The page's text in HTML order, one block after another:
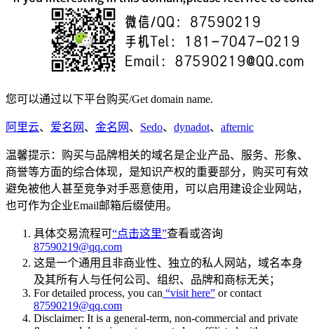
您可以通过以下平台购买/Get domain name.
阿里云、 爱名网 、 金名网 、 Sedo、 dynadot、 afternic
温馨提示：购买与品牌相关的域名是企业产品、服务、形象、
商誉等方面的综合体现，是知识产权的重要部分，购买可有效
避免被他人甚至竞争对手恶意使用，可以启用建设企业网站，
也可作为企业Email邮箱后缀使用。
具体交易流程可“点击这里”查看或咨询
87590219@qq.com
这是一个通用且非商业性、独立的私人网站，域名本身
及其所有人与任何公司、组织、品牌和商标无关；
For detailed process, you can “visit here” or contact
87590219@qq.com
Disclaimer: It is a general-term, non-commercial and private